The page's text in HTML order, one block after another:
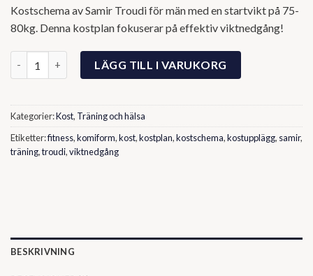
Kostschema av Samir Troudi för män med en startvikt på 75-
80kg. Denna kostplan fokuserar på effektiv viktnedgång!
Kostplan (Man 75-80kg) av Samir Troudi mängd
LÄGG TILL I VARUKORG
Kategorier:Kost, Träning och hälsa
Etiketter:fitness,komiform,kost,kostplan,kostschema,kostupplägg, samir,
träning,troudi,viktnedgång
BESKRIVNING